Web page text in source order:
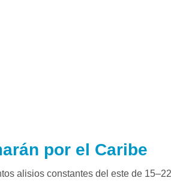
por el Caribe
alisios constantes del este de